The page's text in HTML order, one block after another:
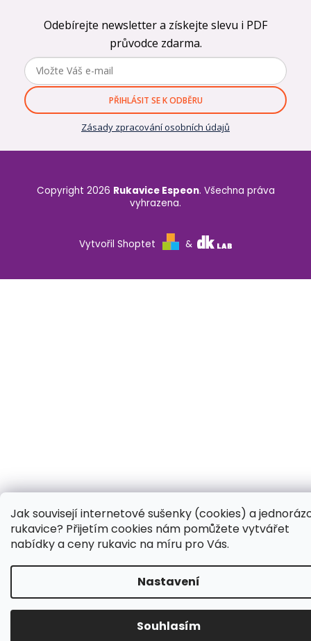
Jak souvisejí internetové sušenky (cookies) a
rukavice? Přijetím cookies nám pomůžete vytvářet
nabídky a ceny rukavic na míru pro Vás.
Nastavení
Souhlasím
Odebírejte newsletter a získejte slevu i PDF
průvodce zdarma.
PŘIHLÁSIT SE K ODBĚRU
Zásady zpracování osobních údajů
Vytvořil Shoptet &
Copyright 2026 Rukavice Espeon. Všechna práva
vyhrazena.